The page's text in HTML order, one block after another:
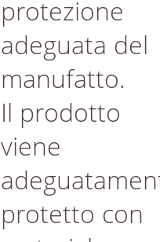
protezione
adeguata del
manufatto.
Il prodotto
viene
protetto con